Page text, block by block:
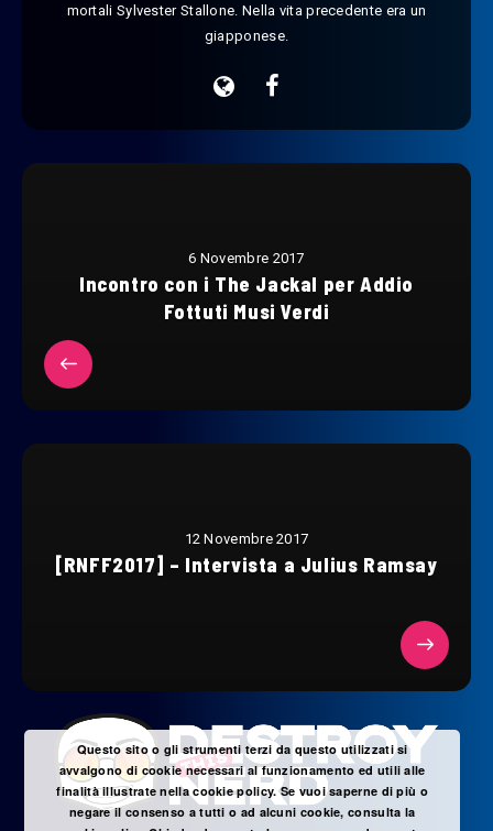
mortali Sylvester Stallone. Nella vita precedente era un
giapponese.
6 Novembre 2017
Incontro con i The Jackal per Addio
Fottuti Musi Verdi
12 Novembre 2017
[RNFF2017] – Intervista a Julius Ramsay
Questo sito o gli strumenti terzi da questo utilizzati si
avvalgono di cookie necessari al funzionamento ed utili alle
finalità illustrate nella cookie policy. Se vuoi saperne di più o
negare il consenso a tutti o ad alcuni cookie, consulta la